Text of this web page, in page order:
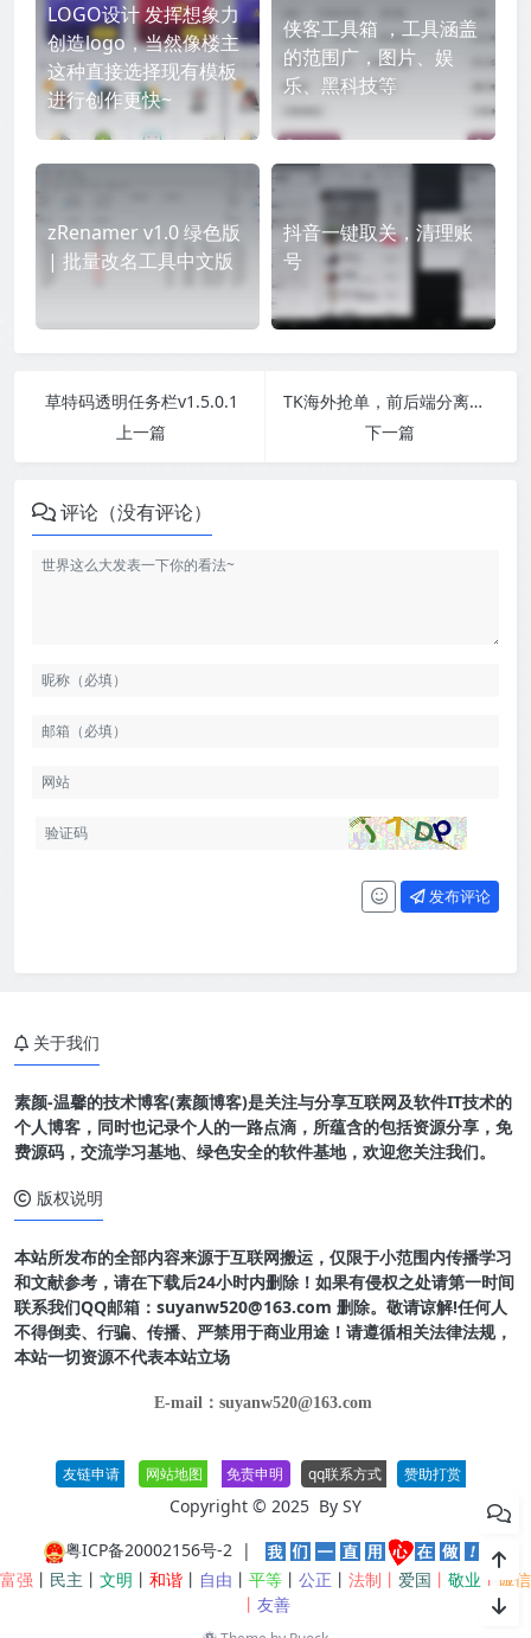
LOGO设计 发挥想象力
创造logo，当然像楼主
这种直接选择现有模板
进行创作更快~
侠客工具箱 ，工具涵盖
的范围广，图片、娱
乐、黑科技等
zRenamer v1.0 绿色版
| 批量改名工具中文版
抖音一键取关，清理账
号
草特码透明任务栏v1.5.0.1
上一篇
TK海外抢单，前后端分离，uniapp的，后端php
下一篇
评论（没有评论）
发布评论
关于我们
素颜-温馨的技术博客(素颜博客)是关注与分享互联网及软件IT技术的
个人博客，同时也记录个人的一路点滴，所蕴含的包括资源分享，免
费源码，交流学习基地、绿色安全的软件基地，欢迎您关注我们。
版权说明
本站所发布的全部内容来源于互联网搬运，仅限于小范围内传播学习
和文献参考，请在下载后24小时内删除！如果有侵权之处请第一时间
联系我们QQ邮箱：suyanw520@163.com 删除。敬请谅解!任何人
不得倒卖、行骗、传播、严禁用于商业用途！请遵循相关法律法规，
本站一切资源不代表本站立场
E-mail：suyanw520@163.com
友链申请 网站地图 免责申明 qq联系方式 赞助打赏
Copyright © 2025 By SY
粤ICP备20002156号-2|
富强 丨 民主 丨 文明 丨 和谐 丨 自由 丨 平等 丨 公正 丨 法制丨 爱国 丨 敬业 丨 诚信
丨 友善